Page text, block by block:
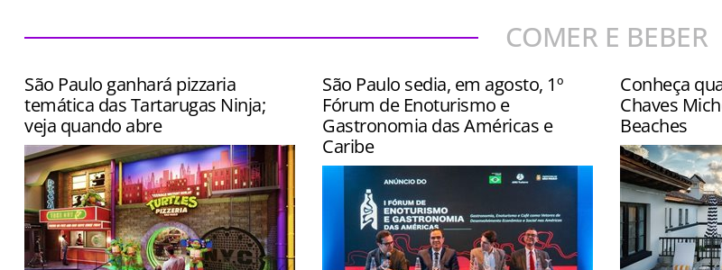
COMER E BEBER
São Paulo ganhará pizzaria
temática das Tartarugas Ninja;
veja quando abre
São Paulo sedia, em agosto, 1º
Fórum de Enoturismo e
Gastronomia das Américas e
Caribe
Conheça
Chaves
Beaches